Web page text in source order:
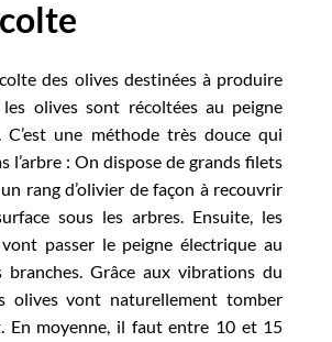
des olives destinées à produire
les olives sont récoltées au peigne
C’est une méthode très douce qui
l’arbre : On dispose de grands filets
rang d’olivier de façon à recouvrir
sous les arbres. Ensuite, les
passer le peigne électrique au
branches. Grâce aux vibrations du
olives vont naturellement tomber
En moyenne, il faut entre 10 et 15